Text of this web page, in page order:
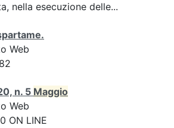
nella esecuzione delle...
Web
82
n. 5 Maggio
Web
ON LINE